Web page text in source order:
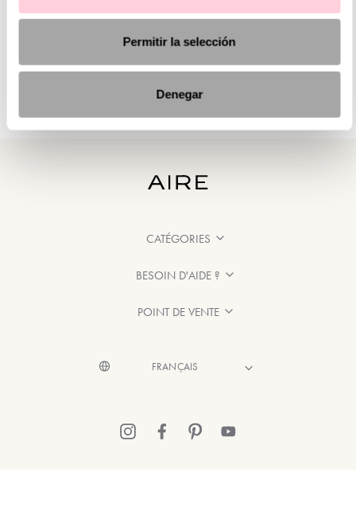
Permitir la selección
Denegar
CATÉGORIES
BESOIN D'AIDE ?
POINT DE VENTE